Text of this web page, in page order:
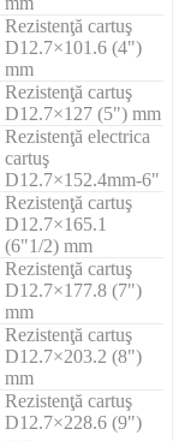
Rezistenţă cartuş
D12.7×101.6 (4")
mm
Rezistenţă cartuş
D12.7×127 (5") mm
Rezistenţă electrica
cartuş
D12.7×152.4mm-6"
Rezistenţă cartuş
D12.7×165.1
(6"1/2) mm
Rezistenţă cartuş
D12.7×177.8 (7")
mm
Rezistenţă cartuş
D12.7×203.2 (8")
mm
Rezistenţă cartuş
D12.7×228.6 (9")